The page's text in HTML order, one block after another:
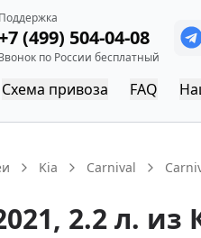
Поддержка
(499) 504-04-08
по России бесплатный
Схема привоза FAQ
Kia Carnival
, 2.2 л. из